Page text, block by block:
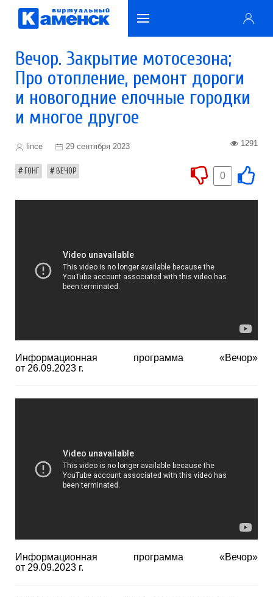
Вечор. Закрытие мотосезона;
Про отопление, ремонт дороги
и новогодние елочные городки
и многое другое
lince 29 сентября 2023 1291
ГОНГ ВЕЧОР 0
Информационная программа «Вечор»
от 26.09.2023 г.
Информационная программа «Вечор»
от 29.09.2023 г.